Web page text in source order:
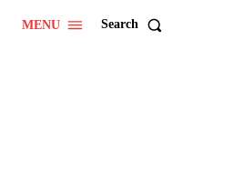
MENU Search